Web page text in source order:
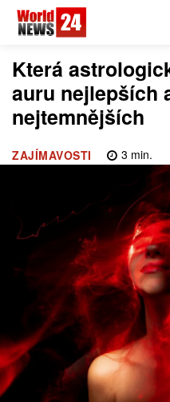
Která
auru nejlepších
nejtemnějších
ZAJÍMAVOSTI 3 min.